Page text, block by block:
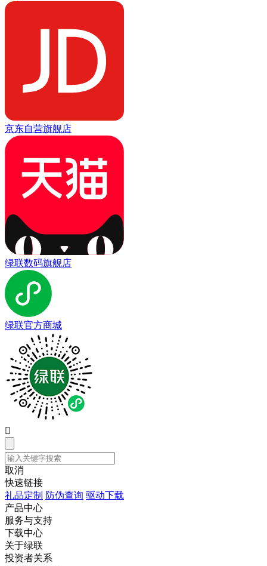
京东自营旗舰店
绿联数码旗舰店
绿联官方商城

取消
快速链接
礼品定制 防伪查询 驱动下载
产品中心
服务与支持
下载中心
关于绿联
投资者关系